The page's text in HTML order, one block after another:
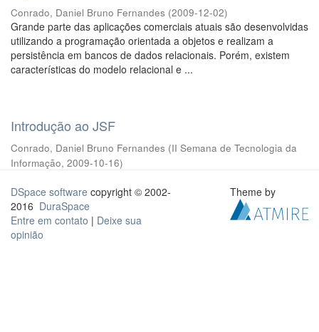
Conrado, Daniel Bruno Fernandes (2009-12-02)
Grande parte das aplicações comerciais atuais são desenvolvidas
utilizando a programação orientada a objetos e realizam a
persistência em bancos de dados relacionais. Porém, existem
características do modelo relacional e ...
Introdução ao JSF
Conrado, Daniel Bruno Fernandes (II Semana de Tecnologia da
Informação, 2009-10-16)
DSpace software copyright © 2002-
2016 DuraSpace
Entre em contato | Deixe sua
opinião
Theme by